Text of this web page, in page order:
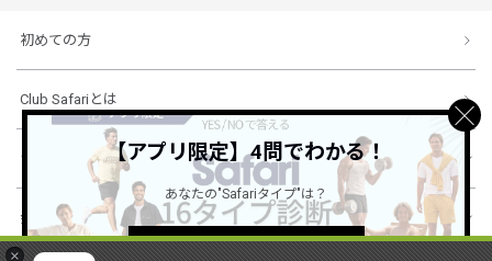
×
初めての方
Club Safariとは
ショッピングガイド
会社概要・規約
【アプリ限定】4問でわかる！
あなたの"Safariタイプ"は？
詳しくはこちら ＞